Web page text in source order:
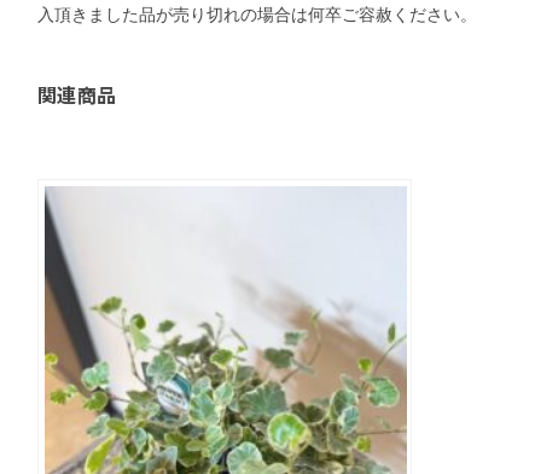
入頂きました品が売り切れの場合は何卒ご容赦ください。
関連商品